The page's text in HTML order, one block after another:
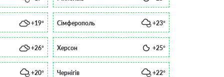
+19° Сімферополь +23°
+26° Херсон +25°
+20° Чернігів +22°